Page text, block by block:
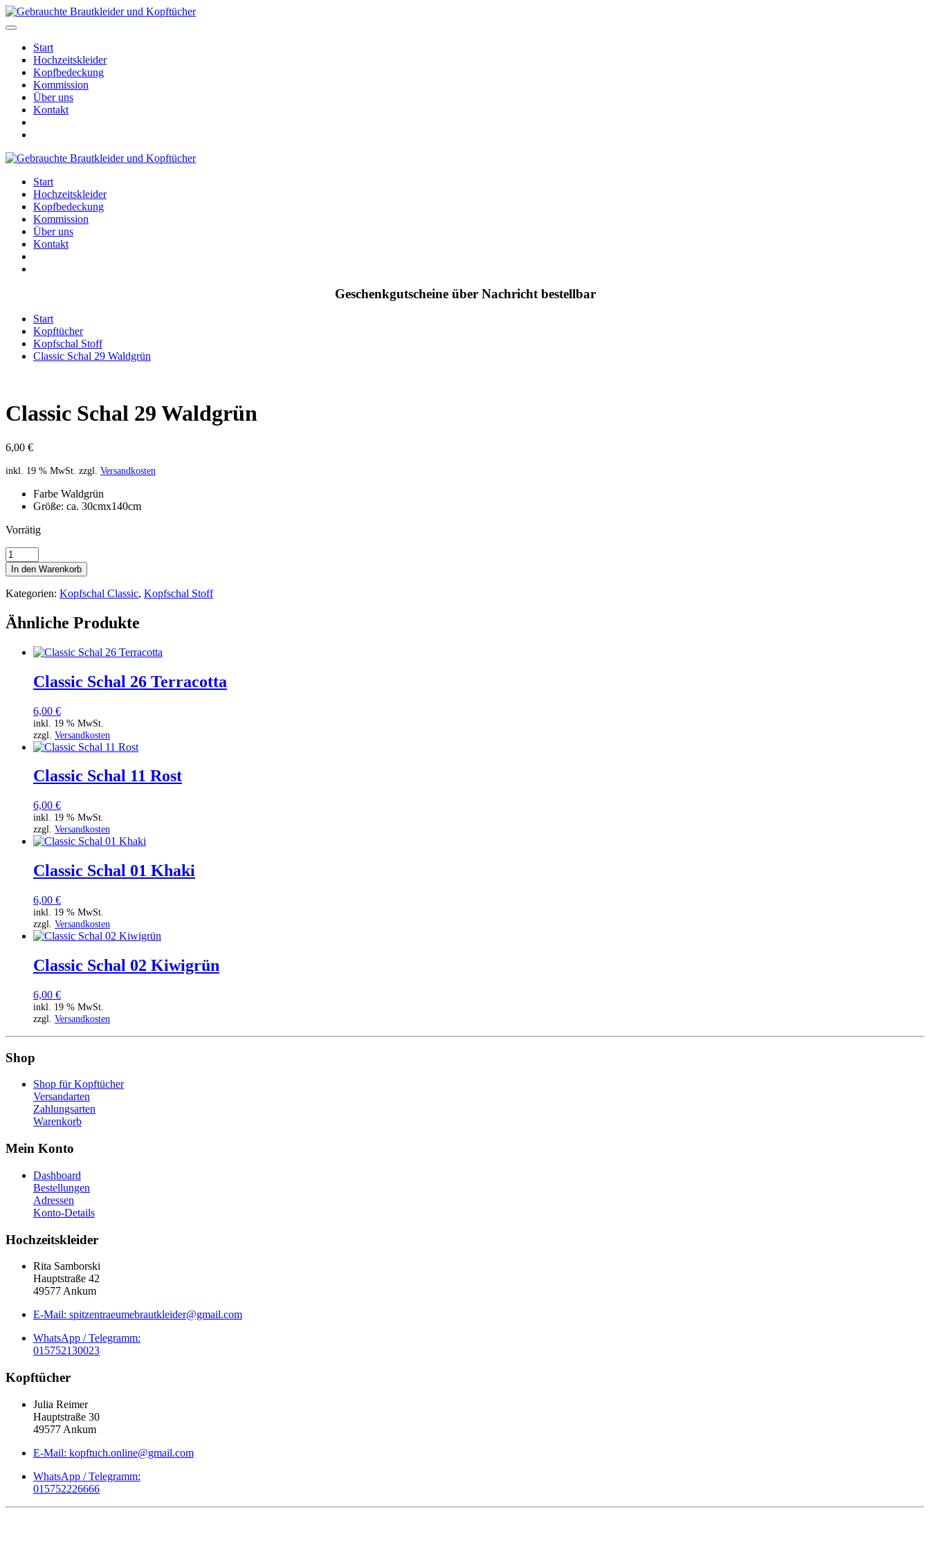
Start
Hochzeitskleider
Kopfbedeckung
Kommission
Über uns
Kontakt
Start
Hochzeitskleider
Kopfbedeckung
Kommission
Über uns
Kontakt
Geschenkgutscheine über Nachricht bestellbar
Start
Kopftücher
Kopfschal Stoff
Classic Schal 29 Waldgrün
Classic Schal 29 Waldgrün
6,00 €
inkl. 19 % MwSt. zzgl. Versandkosten
Farbe Waldgrün
Größe: ca. 30cmx140cm
Vorrätig
Classic
Schal
29
Waldgrün
Menge
In den Warenkorb
Kategorien: Kopfschal Classic, Kopfschal Stoff
Ähnliche Produkte
Classic Schal 26 Terracotta
6,00 €
inkl. 19 % MwSt.
zzgl. Versandkosten
Classic Schal 11 Rost
6,00 €
inkl. 19 % MwSt.
zzgl. Versandkosten
Classic Schal 01 Khaki
6,00 €
inkl. 19 % MwSt.
zzgl. Versandkosten
Classic Schal 02 Kiwigrün
6,00 €
inkl. 19 % MwSt.
zzgl. Versandkosten
Shop
Shop für Kopftücher
Versandarten
Zahlungsarten
Warenkorb
Mein Konto
Dashboard
Bestellungen
Adressen
Konto-Details
Hochzeitskleider
Rita Samborski
Hauptstraße 42
49577 Ankum
E-Mail: spitzentraeumebrautkleider@gmail.com
WhatsApp / Telegramm:
015752130023
Kopftücher
Julia Reimer
Hauptstraße 30
49577 Ankum
E-Mail: kopftuch.online@gmail.com
WhatsApp / Telegramm:
015752226666